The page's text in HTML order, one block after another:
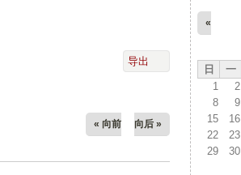
« 向前 向后 »
导出
«
日 一
1
2
8
9
15
16
22
23
29
30